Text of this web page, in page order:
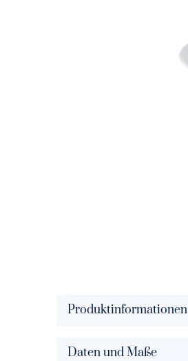
Produktinformationen
Daten und Maße